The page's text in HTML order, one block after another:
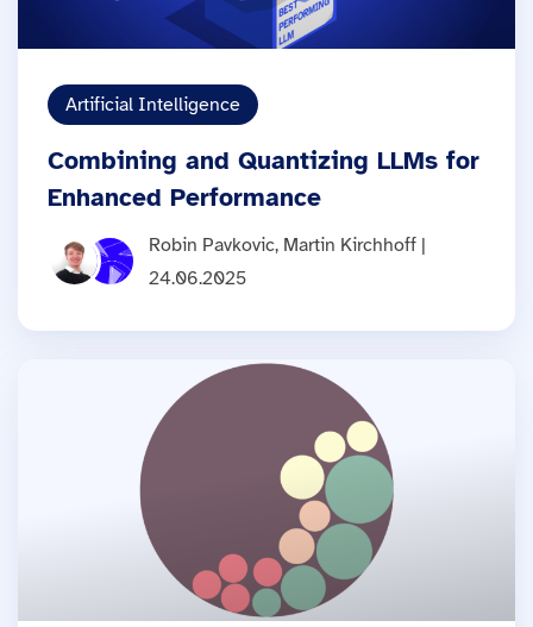
Artificial Intelligence
Combining and Quantizing LLMs for
Enhanced Performance
Robin Pavkovic, Martin Kirchhoff |
24.06.2025